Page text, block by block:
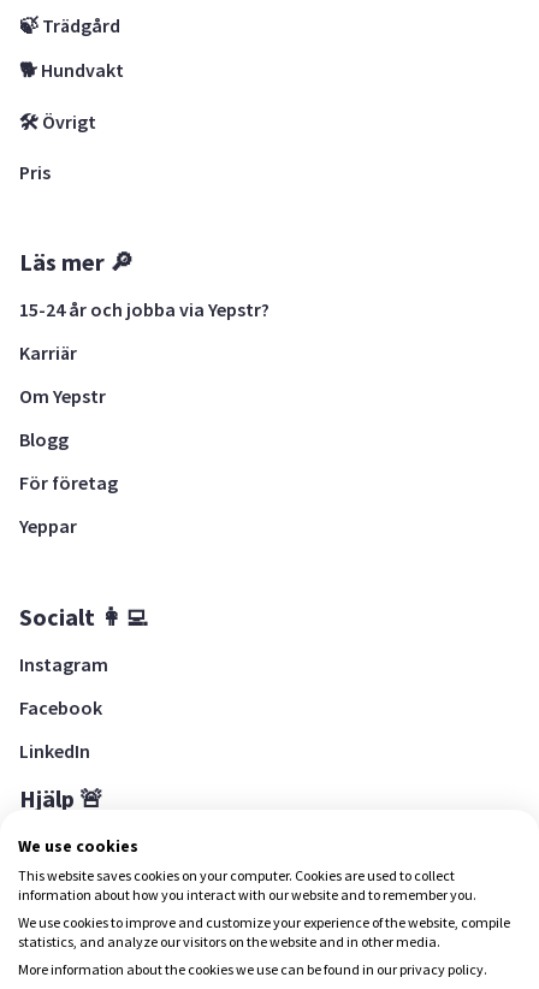
🍃 Trädgård
🐕 Hundvakt
🛠 Övrigt
Pris
Läs mer 🔎
15-24 år och jobba via Yepstr?
Karriär
Om Yepstr
Blogg
För företag
Yeppar
Socialt 👩‍💻
Instagram
Facebook
LinkedIn
Hjälp 🚨
Hjälpcenter
Ladda ned Yepstr
We use cookies
This website saves cookies on your computer. Cookies are used to collect
information about how you interact with our website and to remember you.
We use cookies to improve and customize your experience of the website, compile
statistics, and analyze our visitors on the website and in other media.
More information about the cookies we use can be found in our privacy policy.